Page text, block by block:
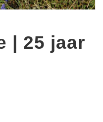
| 25 jaar